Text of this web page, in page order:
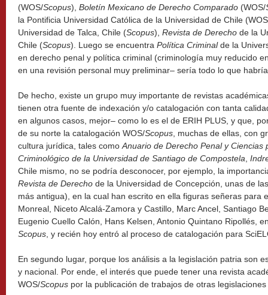
(WOS/Scopus), Boletín Mexicano de Derecho Comparado (WOS/
la Pontificia Universidad Católica de la Universidad de Chile
Universidad de Talca, Chile (Scopus), Revista de Derecho de la
Chile (Scopus). Luego se encuentra Política Criminalde la
en derecho penal y política criminal (criminología muy reducido
en una revisión personal muy preliminar– sería todo lo que
De hecho, existe un grupo muy importante de revistas
tienen otra fuente de indexación y/o catalogación con tanta
en algunos casos, mejor– como lo es el de ERIH PLUS, y que,
de su norte la catalogación WOS/Scopus , muchas de ellas, con
cultura jurídica, tales como Anuario de Derecho Penal y Ciencias
Criminológico de la Universidad de Santiago de Compostela
Chile mismo, no se podría desconocer, por ejemplo, la
Revista de Derecho de la Universidad de Concepción, unas de
más antigua), en la cual han escrito en ella figuras señeras para
Monreal, Niceto Alcalá-Zamora y Castillo, Marc Ancel, Santiago
Eugenio Cuello Calón, Hans Kelsen, Antonio Quintano Ripollés,
Scopus , y recién hoy entró al proceso de catalogación para
En segundo lugar, porque los análisis a la legislación patria son
y nacional. Por ende, el interés que puede tener una revista
WOS/Scopus por la publicación de trabajos de otras